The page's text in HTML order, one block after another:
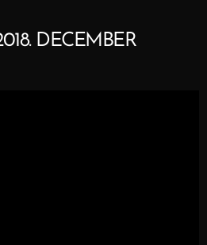
DECEMBER